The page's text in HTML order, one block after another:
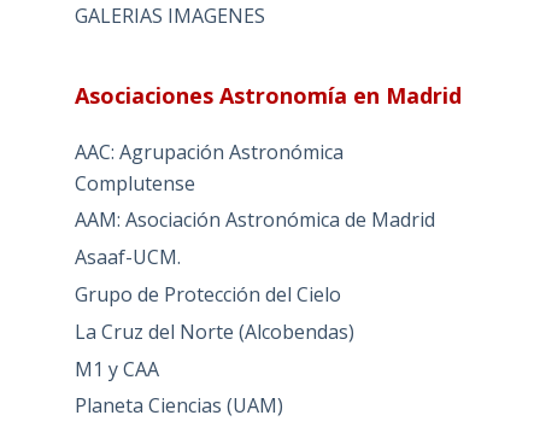
GALERIAS IMAGENES
Asociaciones Astronomía en Madrid
AAC: Agrupación Astronómica
Complutense
AAM: Asociación Astronómica de Madrid
Asaaf-UCM.
Grupo de Protección del Cielo
La Cruz del Norte (Alcobendas)
M1 y CAA
Planeta Ciencias (UAM)